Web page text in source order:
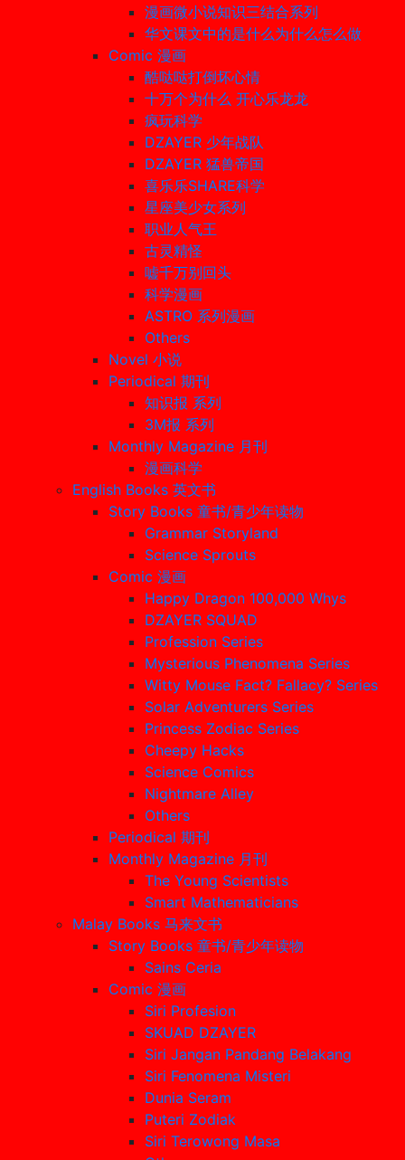
漫画微小说知识三结合系列
华文课文中的是什么为什么怎么做
Comic 漫画
酷哒哒打倒坏心情
十万个为什么 开心乐龙龙
疯玩科学
DZAYER 少年战队
DZAYER 猛兽帝国
喜乐乐SHARE科学
星座美少女系列
职业人气王
古灵精怪
嘘千万别回头
科学漫画
ASTRO 系列漫画
Others
Novel 小说
Periodical 期刊
知识报 系列
3M报 系列
Monthly Magazine 月刊
漫画科学
English Books 英文书
Story Books 童书/青少年读物
Grammar Storyland
Science Sprouts
Comic 漫画
Happy Dragon 100,000 Whys
DZAYER SQUAD
Profession Series
Mysterious Phenomena Series
Witty Mouse Fact? Fallacy? Series
Solar Adventurers Series
Princess Zodiac Series
Cheepy Hacks
Science Comics
Nightmare Alley
Others
Periodical 期刊
Monthly Magazine 月刊
The Young Scientists
Smart Mathematicians
Malay Books 马来文书
Story Books 童书/青少年读物
Sains Ceria
Comic 漫画
Siri Profesion
SKUAD DZAYER
Siri Jangan Pandang Belakang
Siri Fenomena Misteri
Dunia Seram
Puteri Zodiak
Siri Terowong Masa